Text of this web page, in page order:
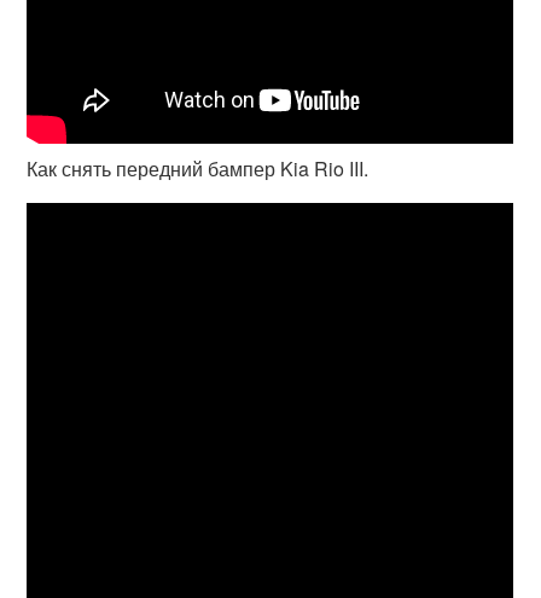
Как снять передний бампер Kia Rio III.